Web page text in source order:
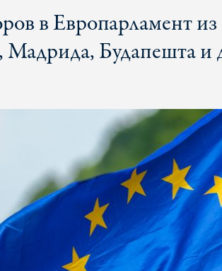
в Европарламент
Будапешта и